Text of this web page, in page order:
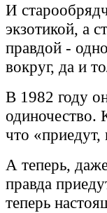
И
экзотикой, а
правдой -
вокруг, да и
В 1982 году
одиночество.
что «приедут,
А теперь,
правда
теперь